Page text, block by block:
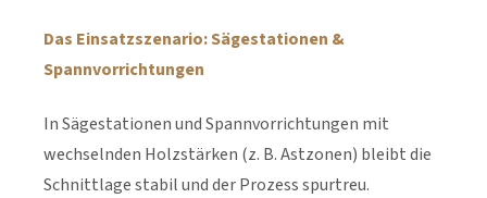
Das Einsatzszenario: Sägestationen &
Spannvorrichtungen
In Sägestationen und Spannvorrichtungen mit
wechselnden Holzstärken (z. B. Astzonen) bleibt die
Schnittlage stabil und der Prozess spurtreu.